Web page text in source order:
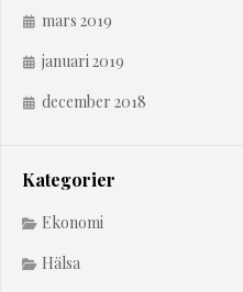
mars 2019
januari 2019
december 2018
Kategorier
Ekonomi
Hälsa